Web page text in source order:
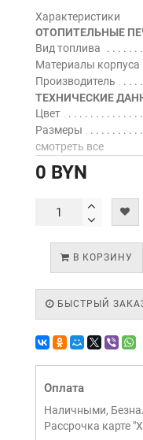
Характеристики
ОТОПИТЕЛЬНЫЕ
Вид топлива
Материалы корпуса
Производитель
ТЕХНИЧЕСКИЕ
Цвет
Размеры
смотреть все
0 BYN
В КОРЗИНУ
БЫСТРЫЙ
Оплата
Наличными,
Рассрочка карте